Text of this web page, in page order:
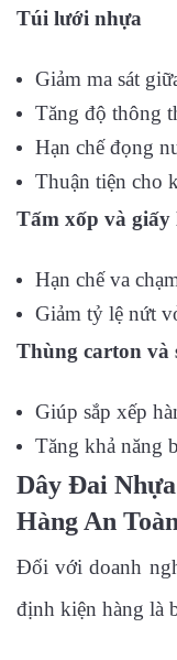
Túi lưới nhựa
Giảm ma sát
Tăng độ thông
Hạn chế đọng
Thuận tiện cho
Tấm xốp và giấy
Hạn chế va
Giảm tỷ lệ nứt
Thùng carton và
Giúp sắp xếp
Tăng khả năng
Dây Đai
Hàng An
Đối với doanh
định kiện hàng là